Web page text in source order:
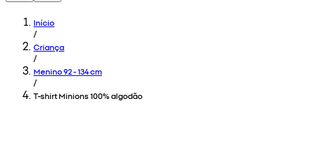
Início
/
Criança
/
Menino 92 - 134 cm
/
T-shirt Minions 100% algodão